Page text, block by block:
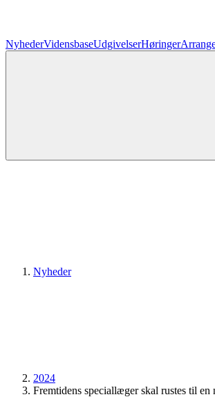
NyhederVidensbaseUdgivelserHøringer
Nyheder
2024
Fremtidens speciallæger skal rustes til